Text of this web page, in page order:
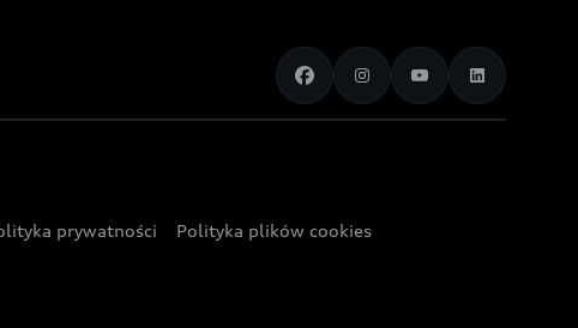
prywatności
Polityka plików cookies